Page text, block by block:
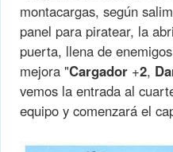
montacargas, según
panel para piratear, la
puerta, llena de
mejora "Cargador +2,
vemos la entrada al
equipo y comenzará el